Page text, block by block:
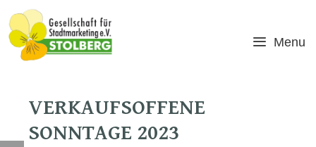
content
Menu
VERKAUFSOFFENE
SONNTAGE 2023